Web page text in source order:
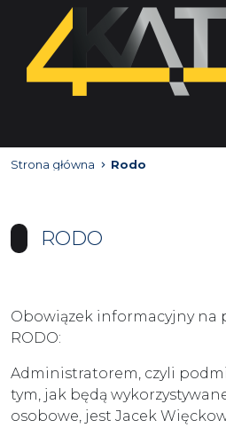
Strona główna Rodo
RODO
Obowiązek informacyjny na
RODO:
Administratorem, czyli
tym, jak będą
osobowe, jest Jacek